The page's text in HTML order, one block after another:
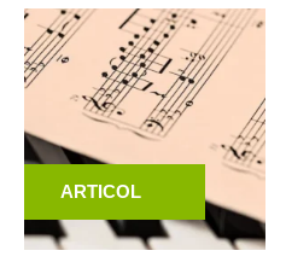
ARTICOL